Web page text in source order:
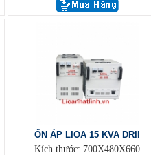
ỔN ÁP LIOA 15 KVA DRII
Kích thước: 700X480X660